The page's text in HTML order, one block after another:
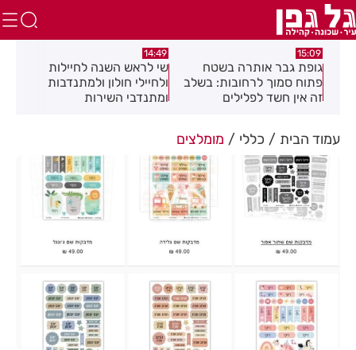
15:09
גופת גבר אותרה בשטח
פתוח סמוך לרחובות: בשלב
זה אין חשד לפלילים
14:49
שי לראש השנה לחיילות
ולחיילי חולון ולמתנדבות
ומתנדבי השירות
עמוד הבית כללי מומלצים